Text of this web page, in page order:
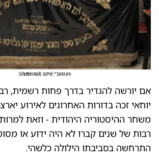
ציון הרשב"י (צילום: shutterstock )
אם יורשה להגדיר בדרך פחות רשמית,
יוחאי זכה בדורות האחרונים לאירוע
משחר ההיסטוריה היהודית - וזאת
רבות של שנים קברו לא היה ידוע או
התרחשה בסביבתו הילולה כלשהי.